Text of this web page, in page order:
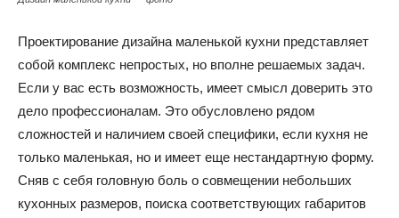
и
Проектирование дизайна маленькой кухни представляет
собой комплекс непростых, но вполне решаемых задач.
Если у вас есть возможность, имеет смысл доверить это
дело профессионалам. Это обусловлено рядом
сложностей и наличием своей специфики, если кухня не
только маленькая, но и имеет еще нестандартную форму.
Сняв с себя головную боль о совмещении небольших
кухонных размеров, поиска соответствующих габаритов